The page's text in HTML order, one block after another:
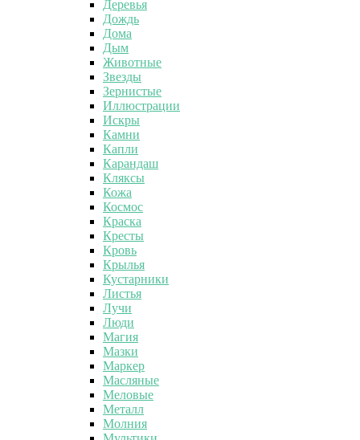
Деревья
Дождь
Дома
Дым
Животные
Звезды
Зернистые
Иллюстрации
Искры
Камни
Капли
Карандаш
Кляксы
Кожа
Космос
Краска
Кресты
Кровь
Крылья
Кустарники
Листья
Лучи
Люди
Магия
Мазки
Маркер
Масляные
Меловые
Металл
Молния